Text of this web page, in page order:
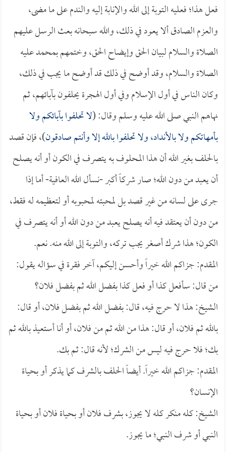
فعل هذا؛ فعليه التوبة إلى الله والإنابة إليه والندم على ما مضى،
والعزم الصادق ألا يعود في ذلك، والله سبحانه بعث الرسل عليهم
الصلاة والسلام لبيان الحق وإيضاح الحق، وختمهم بمحمد عليه
الصلاة والسلام، وقد أوضح في ذلك قد أوضح ما يجب في ذلك،
وكان الناس في أول الإسلام وفي أول الهجرة يحلفون بآبائهم، ثم
نهاهم النبي صلى الله عليه وسلم وقال: (لا تحلفوا بآبائكم ولا
بأمهاتكم ولا بالأنداد، ولا تحلفوا بالله إلا وأنتم صادقون)، فإن قصد
بالحلف بغير الله أن هذا المحلوف به يتصرف في الكون أو أنه يصلح
أن يعبد من دون الله؛ صار شركاً أكبر -نسأل الله العافية- أما إذا
جرى على لسانه من غير قصد بل لمحبته لمحبوبه أو لتعظيمه له فقط،
من دون أن يعتقد فيه أنه يصلح يعبد من دون الله أو أنه يتصرف في
الكون؛ هذا شرك أصغر يجب تركه، والتوبة إلى الله منه. نعم.
المقدم: جزاكم الله خيراً وأحسن إليكم، آخر فقرة في سؤاله يقول:
من قال: سأفعل كذا أو فعل كذا بفضل الله ثم بفضل فلان؟
الشيخ: هذا لا حرج فيه، قال: بفضل الله ثم بفضل فلان، أو قال:
بالله ثم فلان، أو قال: هذا من الله ثم من فلان، أو أنا أستعيذ بالله ثم
بك؛ فلا حرج فيه ليس من الشرك؛ لأنه قال: ثم بك.
المقدم: جزاكم الله خيراً. أيضاً الحلف بالشرف كما يذكر أو بحياة
الإنسان؟
الشيخ: كله منكر كله لا يجوز، بشرف فلان أو بحياة فلان أو بحياة
النبي أو شرف النبي؛ ما يجوز.